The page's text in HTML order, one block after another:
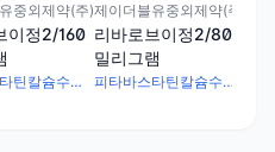
중외제약(주)
이정2/160
피타바스타틴칼슘수화물 2mg · 발사르탄 160mg
제이더블유중외제약(주)
리바로브이정2/80
밀리그램
피타바스타틴칼슘수화물 2mg · 발사르탄 80mg